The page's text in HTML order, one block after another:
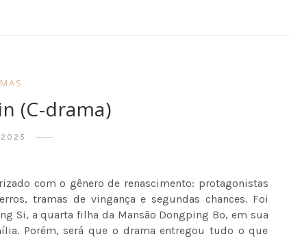
(C-drama)
com o gênero de renascimento: protagonistas
tramas de vingança e segundas chances. Foi
Si, a quarta filha da Mansão Dongping Bo, em sua
Porém, será que o drama entregou tudo o que